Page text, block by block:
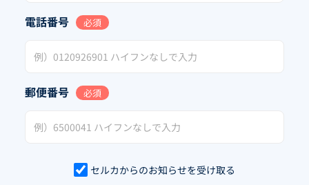
電話番号 必須
郵便番号 必須
セルカからのお知らせを受け取る